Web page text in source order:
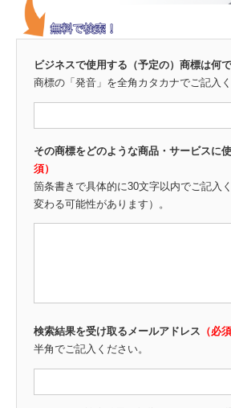
ビジネスで使用する（予定の）商標は何
商標の「発音」を全角カタカナでご記入く
その商標をどのような商品・サービスに
須）
箇条書きで具体的に30文字以内でご記入
変わる可能性があります）。
検索結果を受け取るメールアドレス （必須
半角でご記入ください。